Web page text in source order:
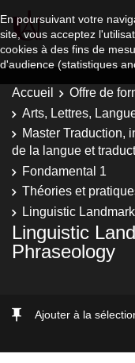
En poursuivant votre
site, vous acceptez
cookies à des fins de
d'audience (statistiques
Accueil Offre de
Arts, Lettres,
Master Traduction,
de la langue et
Fondamental 1
Théories et
Linguistic
Linguistic
Phraseology
Ajouter à la